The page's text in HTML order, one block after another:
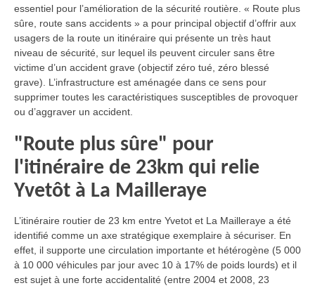
essentiel pour l’amélioration de la sécurité routière. « Route plus
sûre, route sans accidents » a pour principal objectif d’offrir aux
usagers de la route un itinéraire qui présente un très haut
niveau de sécurité, sur lequel ils peuvent circuler sans être
victime d’un accident grave (objectif zéro tué, zéro blessé
grave). L’infrastructure est aménagée dans ce sens pour
supprimer toutes les caractéristiques susceptibles de provoquer
ou d’aggraver un accident.
"Route plus sûre" pour
l'itinéraire de 23km qui relie
Yvetôt à La Mailleraye
L’itinéraire routier de 23 km entre Yvetot et La Mailleraye a été
identifié comme un axe stratégique exemplaire à sécuriser. En
effet, il supporte une circulation importante et hétérogène (5 000
à 10 000 véhicules par jour avec 10 à 17% de poids lourds) et il
est sujet à une forte accidentalité (entre 2004 et 2008, 23